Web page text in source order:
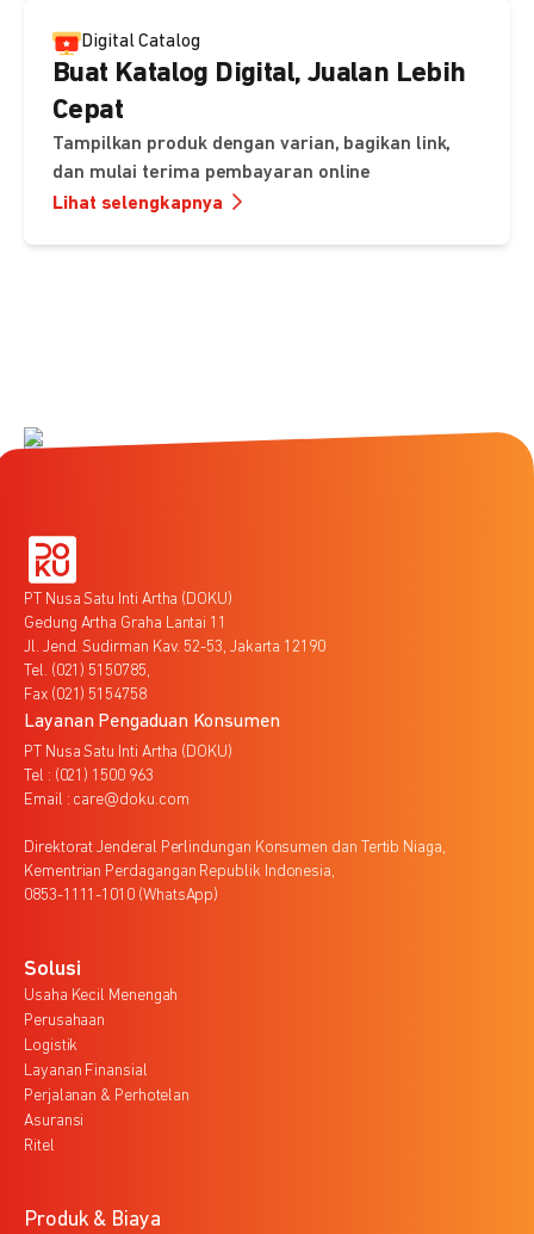
Digital Catalog
Buat Katalog Digital, Jualan Lebih
Cepat
Tampilkan produk dengan varian, bagikan link,
dan mulai terima pembayaran online
Lihat selengkapnya
PT Nusa Satu Inti Artha (DOKU)
Gedung Artha Graha Lantai 11
Jl. Jend. Sudirman Kav. 52-53, Jakarta 12190
Tel. (021) 5150785,
Fax (021) 5154758
Layanan Pengaduan Konsumen
PT Nusa Satu Inti Artha (DOKU)
Tel : (021) 1500 963
Email : care@doku.com
Direktorat Jenderal Perlindungan Konsumen dan Tertib Niaga,
Kementrian Perdagangan Republik Indonesia,
0853-1111-1010 (WhatsApp)
Solusi
Usaha Kecil Menengah
Perusahaan
Logistik
Layanan Finansial
Perjalanan & Perhotelan
Asuransi
Ritel
Produk & Biaya